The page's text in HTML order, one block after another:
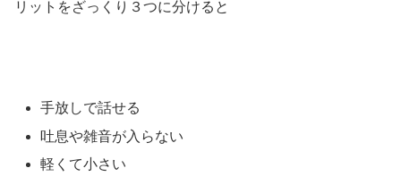
リットをざっくり３つに分けると
手放しで話せる
吐息や雑音が入らない
軽くて小さい